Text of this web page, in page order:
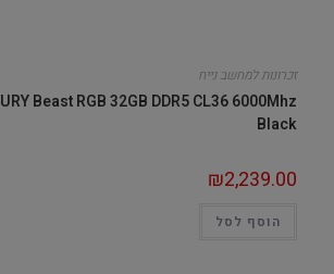
זכרונות למחשב נייח
Beast RGB 32GB DDR5 CL36 6000Mhz
Black
₪2,239.00
הוסף לסל